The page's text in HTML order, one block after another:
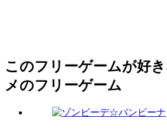
このフリーゲームが好
メのフリーゲーム